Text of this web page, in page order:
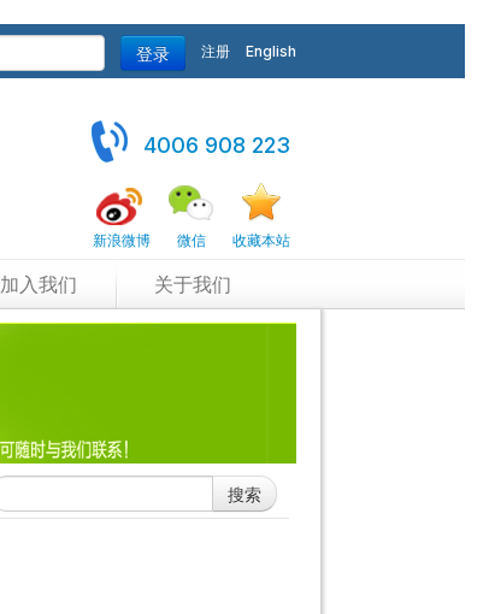
登录 注册 English
4006 908 223
新浪微博 微信 收藏本站
加入我们 关于我们
搜索